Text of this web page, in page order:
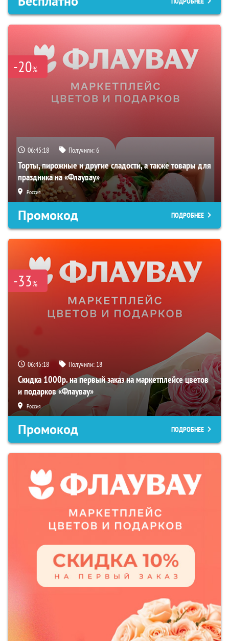
-20%
06:45:17 Получили:6
Торты, пирожные и другие сладости, а также товары для
праздника на «Флаувау»
Россия
Промокод ПОДРОБНЕЕ
-33%
06:45:17 Получили: 18
Скидка 1000р. на первый заказ на маркетплейсе цветов
и подарков «Флаувау»
Россия
Промокод ПОДРОБНЕЕ